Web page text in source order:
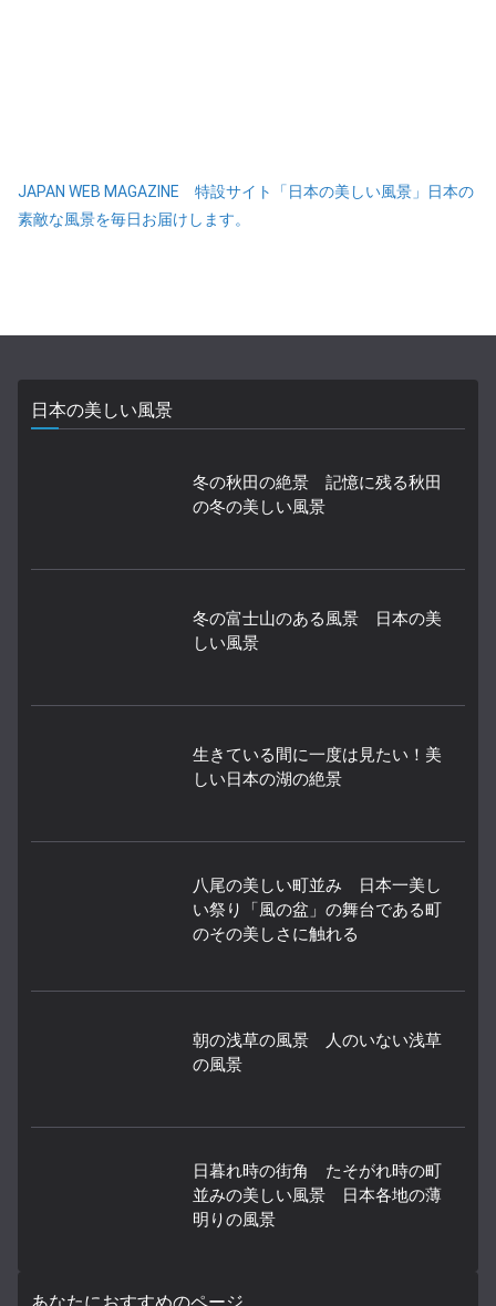
JAPAN WEB MAGAZINE 特設サイト「日本の美しい風景」日本の
素敵な風景を毎日お届けします。
日本の美しい風景
冬の秋田の絶景 記憶に残る秋田
の冬の美しい風景
冬の富士山のある風景 日本の美
しい風景
生きている間に一度は見たい！美
しい日本の湖の絶景
八尾の美しい町並み 日本一美し
い祭り「風の盆」の舞台である町
のその美しさに触れる
朝の浅草の風景 人のいない浅草
の風景
日暮れ時の街角 たそがれ時の町
並みの美しい風景 日本各地の薄
明りの風景